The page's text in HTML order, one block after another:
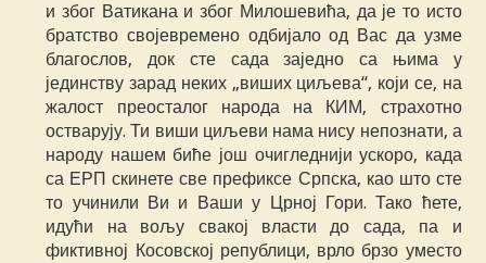
и због Ватикана и због Милошевића, да је то исто
братство својевремено одбијало од Вас да узме
благослов, док сте сада заједно са њима у
јединству зарад неких „виших циљева“, који се, на
жалост преосталог народа на КИМ, страхотно
остварују. Ти виши циљеви нама нису непознати, а
народу нашем биће још очигледнији ускоро, када
са ЕРП скинете све префиксе Српска, као што сте
то учинили Ви и Ваши у Црној Гори. Тако ћете,
идући на вољу свакој власти до сада, па и
фиктивној Косовској републици, врло брзо уместо